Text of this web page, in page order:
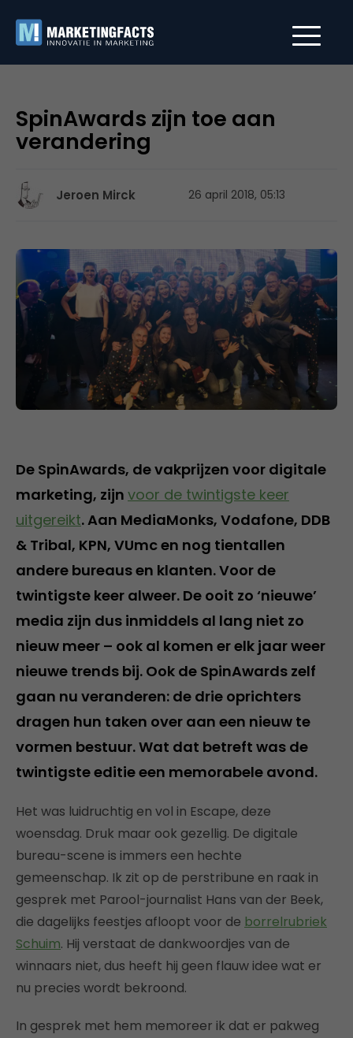
SpinAwards zijn toe aan
verandering
Jeroen Mirck 26 april 2018, 05:13
De SpinAwards, de vakprijzen voor digitale
marketing, zijn voor de twintigste keer
uitgereikt. Aan MediaMonks, Vodafone, DDB
& Tribal, KPN, VUmc en nog tientallen
andere bureaus en klanten. Voor de
twintigste keer alweer. De ooit zo ‘nieuwe’
media zijn dus inmiddels al lang niet zo
nieuw meer – ook al komen er elk jaar weer
nieuwe trends bij. Ook de SpinAwards zelf
gaan nu veranderen: de drie oprichters
dragen hun taken over aan een nieuw te
vormen bestuur. Wat dat betreft was de
twintigste editie een memorabele avond.
Het was luidruchtig en vol in Escape, deze
woensdag. Druk maar ook gezellig. De digitale
bureau-scene is immers een hechte
gemeenschap. Ik zit op de perstribune en raak in
gesprek met Parool-journalist Hans van der Beek,
die dagelijks feestjes afloopt voor de borrelrubriek
Schuim. Hij verstaat de dankwoordjes van de
winnaars niet, dus heeft hij geen flauw idee wat er
nu precies wordt bekroond.
In gesprek met hem memoreer ik dat er pakweg